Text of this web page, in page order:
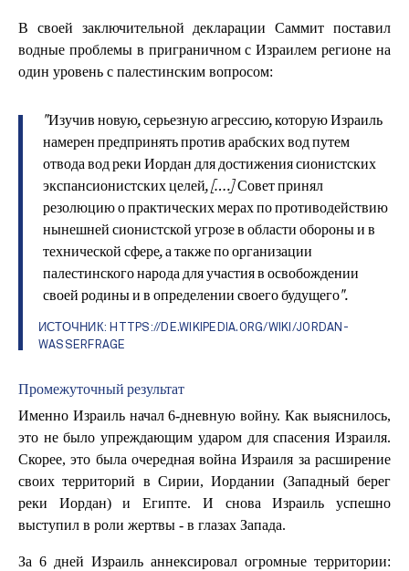
В своей заключительной декларации Саммит поставил
водные проблемы в приграничном с Израилем регионе на
один уровень с палестинским вопросом:
"Изучив новую, серьезную агрессию, которую Израиль
намерен предпринять против арабских вод путем
отвода вод реки Иордан для достижения сионистских
экспансионистских целей, [….] Совет принял
резолюцию о практических мерах по противодействию
нынешней сионистской угрозе в области обороны и в
технической сфере, а также по организации
палестинского народа для участия в освобождении
своей родины и в определении своего будущего".
ИСТОЧНИК: HTTPS://DE.WIKIPEDIA.ORG/WIKI/JORDAN-
WASSERFRAGE
Промежуточный результат
Именно Израиль начал 6-дневную войну. Как выяснилось,
это не было упреждающим ударом для спасения Израиля.
Скорее, это была очередная война Израиля за расширение
своих территорий в Сирии, Иордании (Западный берег
реки Иордан) и Египте. И снова Израиль успешно
выступил в роли жертвы - в глазах Запада.
За 6 дней Израиль аннексировал огромные территории: